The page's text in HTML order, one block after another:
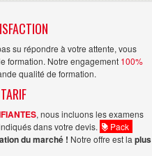
su répondre à votre attente, vous
formation. Notre engagement 100%
qualité de formation.
, nous incluons les examens
dans votre devis.
Pack
du marché ! Notre offre est la plus